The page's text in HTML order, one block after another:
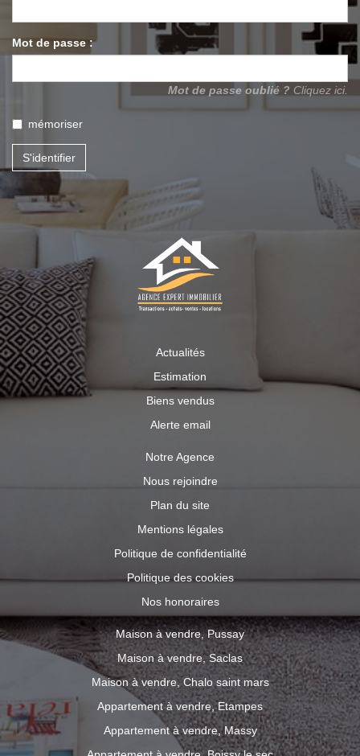
Mot de passe :
Mot de passe oublié ? Cliquez ici.
mémoriser
S'identifier
Actualités
Estimation
Biens vendus
Alerte email
Notre Agence
Nous rejoindre
Plan du site
Mentions légales
Politique de confidentialité
Politique des cookies
Nos honoraires
Maison à vendre, Pussay
Maison à vendre, Saclas
Maison à vendre, Chalo saint mars
Appartement à vendre, Etampes
Appartement à vendre, Massy